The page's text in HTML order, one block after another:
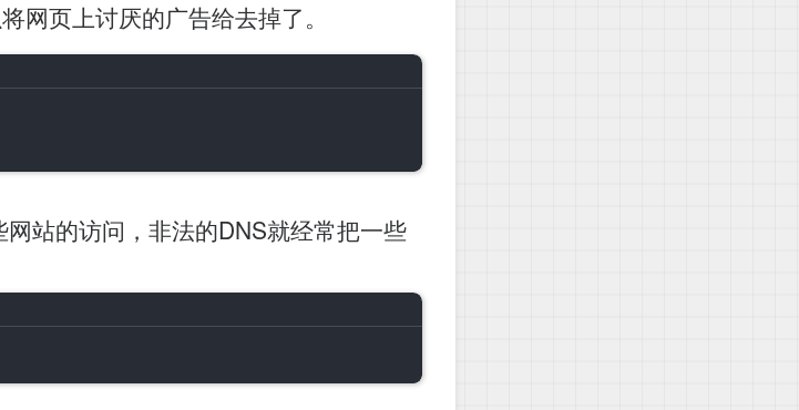
网页上讨厌的广告给去掉了。
站的访问，非法的DNS就经常把一些